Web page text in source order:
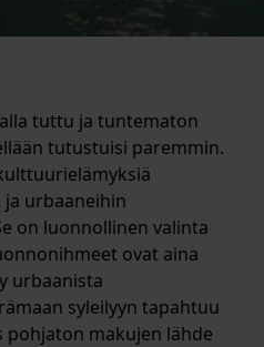
tuttu ja tuntematon
tutustuisi paremmin.
urbaaneihin
on luonnollinen valinta
ovat aina
urbaanista
syleilyyn tapahtuu
pohjaton makujen lähde